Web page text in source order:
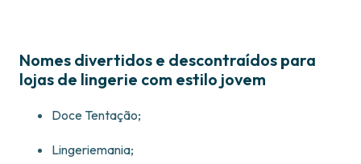
Nomes divertidos e descontraídos para
lojas de lingerie com estilo jovem
Doce Tentação;
Lingeriemania;